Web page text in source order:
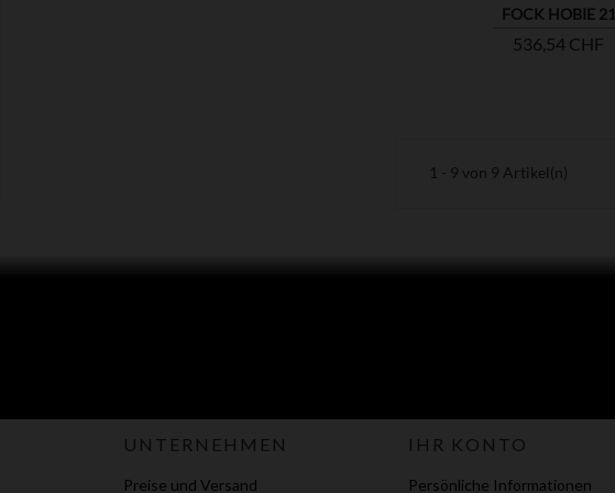
FOCK HOBIE 21
Preis
536,54 CHF
1 - 9 von 9 Artikel(n)
UNTERNEHMEN
Preise und Versand
IHR KONTO
Persönliche Informationen